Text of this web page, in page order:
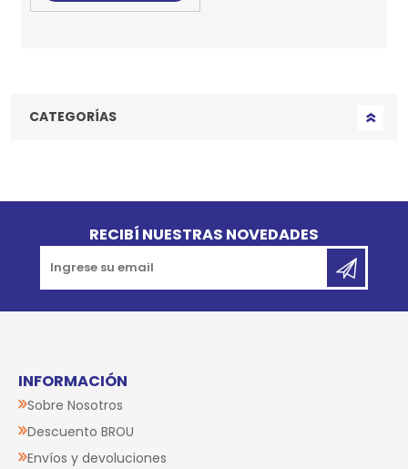
CATEGORÍAS
RECIBÍ NUESTRAS NOVEDADES
INFORMACIÓN
Sobre Nosotros
Descuento BROU
Envíos y devoluciones